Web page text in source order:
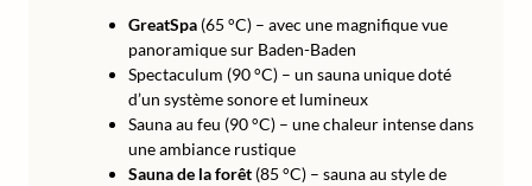
GreatSpa (65 °C) – avec une magnifique vue
panoramique sur Baden-Baden
Spectaculum (90 °C) – un sauna unique doté
d’un système sonore et lumineux
Sauna au feu (90 °C) – une chaleur intense dans
une ambiance rustique
Sauna de la forêt (85 °C) – sauna au style de